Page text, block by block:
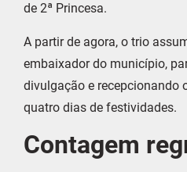
de 2ª Princesa.
A partir de agora, o trio
embaixador do município,
divulgação e recepcionando
quatro dias de festividades.
Contagem